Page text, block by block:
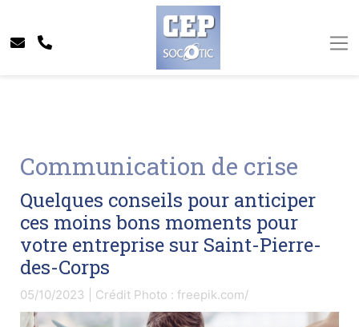
Communication de crise
Quelques conseils pour anticiper
ces moins bons moments pour
votre entreprise sur Saint-Pierre-
des-Corps
05/10/2023 | Crédit Photo : freepik.com/